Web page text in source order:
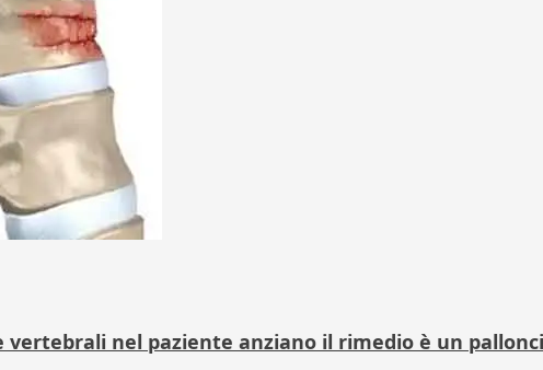
vertebrali nel paziente anziano il rimedio è un